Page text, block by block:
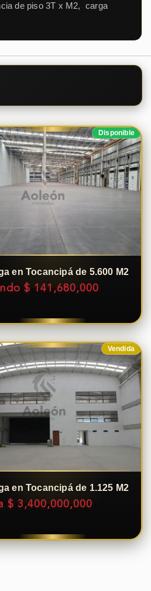
de piso 3T x M2, carga
Disponible
en Tocancipá de 5.600 M2
$ 141,680,000
Vendida
en Tocancipá de 1.125 M2
$ 3,400,000,000